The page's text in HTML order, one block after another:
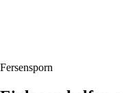
Fersensporn